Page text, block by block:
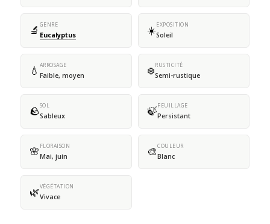
🔬 GENRE
Eucalyptus ☀️EXPOSITION
Soleil
💧 ARROSAGE
Faible, moyen ❄️RUSTICITÉ
Semi-rustique
🪨SOL
Sableux 🍃FEUILLAGE
Persistant
🌸 FLORAISON
Mai, juin 🎨COULEUR
Blanc
🌿VÉGÉTATION
Vivace